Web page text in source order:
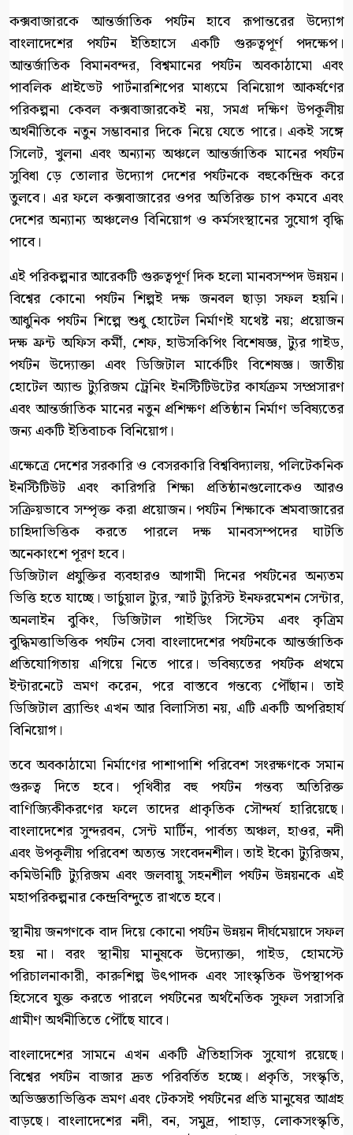
কক্সবাজারকে আন্তর্জাতিক পর্যটন হাবে রূপান্তরের উদ্যোগ
বাংলাদেশের পর্যটন ইতিহাসে একটি গুরুত্বপূর্ণ পদক্ষেপ।
আন্তর্জাতিক বিমানবন্দর, বিশ্বমানের পর্যটন অবকাঠামো এবং
পাবলিক প্রাইভেট পার্টনারশিপের মাধ্যমে বিনিয়োগ আকর্ষণের
পরিকল্পনা কেবল কক্সবাজারকেই নয়, সমগ্র দক্ষিণ উপকূলীয়
অর্থনীতিকে নতুন সম্ভাবনার দিকে নিয়ে যেতে পারে। একই সঙ্গে
সিলেট, খুলনা এবং অন্যান্য অঞ্চলে আন্তর্জাতিক মানের পর্যটন
সুবিধা ড়ে তোলার উদ্যোগ দেশের পর্যটনকে বহুকেন্দ্রিক করে
তুলবে। এর ফলে কক্সবাজারের ওপর অতিরিক্ত চাপ কমবে এবং
দেশের অন্যান্য অঞ্চলেও বিনিয়োগ ও কর্মসংস্থানের সুযোগ বৃদ্ধি
পাবে।
এই পরিকল্পনার আরেকটি গুরুত্বপূর্ণ দিক হলো মানবসম্পদ উন্নয়ন।
বিশ্বের কোনো পর্যটন শিল্পই দক্ষ জনবল ছাড়া সফল হয়নি।
আধুনিক পর্যটন শিল্পে শুধু হোটেল নির্মাণই যথেষ্ট নয়; প্রয়োজন
দক্ষ ফ্রন্ট অফিস কর্মী, শেফ, হাউসকিপিং বিশেষজ্ঞ, ট্যুর গাইড,
পর্যটন উদ্যোক্তা এবং ডিজিটাল মার্কেটিং বিশেষজ্ঞ। জাতীয়
হোটেল অ্যান্ড ট্যুরিজম ট্রেনিং ইনস্টিটিউটের কার্যক্রম সম্প্রসারণ
এবং আন্তর্জাতিক মানের নতুন প্রশিক্ষণ প্রতিষ্ঠান নির্মাণ ভবিষ্যতের
জন্য একটি ইতিবাচক বিনিয়োগ।
এক্ষেত্রে দেশের সরকারি ও বেসরকারি বিশ্ববিদ্যালয়, পলিটেকনিক
ইনস্টিটিউট এবং কারিগরি শিক্ষা প্রতিষ্ঠানগুলোকেও আরও
সক্রিয়ভাবে সম্পৃক্ত করা প্রয়োজন। পর্যটন শিক্ষাকে শ্রমবাজারের
চাহিদাভিত্তিক করতে পারলে দক্ষ মানবসম্পদের ঘাটতি
অনেকাংশে পূরণ হবে।
ডিজিটাল প্রযুক্তির ব্যবহারও আগামী দিনের পর্যটনের অন্যতম
ভিত্তি হতে যাচ্ছে। ভার্চুয়াল ট্যুর, স্মার্ট ট্যুরিস্ট ইনফরমেশন সেন্টার,
অনলাইন বুকিং, ডিজিটাল গাইডিং সিস্টেম এবং কৃত্রিম
বুদ্ধিমত্তাভিত্তিক পর্যটন সেবা বাংলাদেশের পর্যটনকে আন্তর্জাতিক
প্রতিযোগিতায় এগিয়ে নিতে পারে। ভবিষ্যতের পর্যটক প্রথমে
ইন্টারনেটে ভ্রমণ করেন, পরে বাস্তবে গন্তব্যে পৌঁছান। তাই
ডিজিটাল ব্র্যান্ডিং এখন আর বিলাসিতা নয়, এটি একটি অপরিহার্য
বিনিয়োগ।
তবে অবকাঠামো নির্মাণের পাশাপাশি পরিবেশ সংরক্ষণকে সমান
গুরুত্ব দিতে হবে। পৃথিবীর বহু পর্যটন গন্তব্য অতিরিক্ত
বাণিজ্যিকীকরণের ফলে তাদের প্রাকৃতিক সৌন্দর্য হারিয়েছে।
বাংলাদেশের সুন্দরবন, সেন্ট মার্টিন, পার্বত্য অঞ্চল, হাওর, নদী
এবং উপকূলীয় পরিবেশ অত্যন্ত সংবেদনশীল। তাই ইকো ট্যুরিজম,
কমিউনিটি ট্যুরিজম এবং জলবায়ু সহনশীল পর্যটন উন্নয়নকে এই
মহাপরিকল্পনার কেন্দ্রবিন্দুতে রাখতে হবে।
স্থানীয় জনগণকে বাদ দিয়ে কোনো পর্যটন উন্নয়ন দীর্ঘমেয়াদে সফল
হয় না। বরং স্থানীয় মানুষকে উদ্যোক্তা, গাইড, হোমস্টে
পরিচালনাকারী, কারুশিল্প উৎপাদক এবং সাংস্কৃতিক উপস্থাপক
হিসেবে যুক্ত করতে পারলে পর্যটনের অর্থনৈতিক সুফল সরাসরি
গ্রামীণ অর্থনীতিতে পৌঁছে যাবে।
বাংলাদেশের সামনে এখন একটি ঐতিহাসিক সুযোগ রয়েছে।
বিশ্বের পর্যটন বাজার দ্রুত পরিবর্তিত হচ্ছে। প্রকৃতি, সংস্কৃতি,
অভিজ্ঞতাভিত্তিক ভ্রমণ এবং টেকসই পর্যটনের প্রতি মানুষের আগ্রহ
বাড়ছে। বাংলাদেশের নদী, বন, সমুদ্র, পাহাড়, লোকসংস্কৃতি,